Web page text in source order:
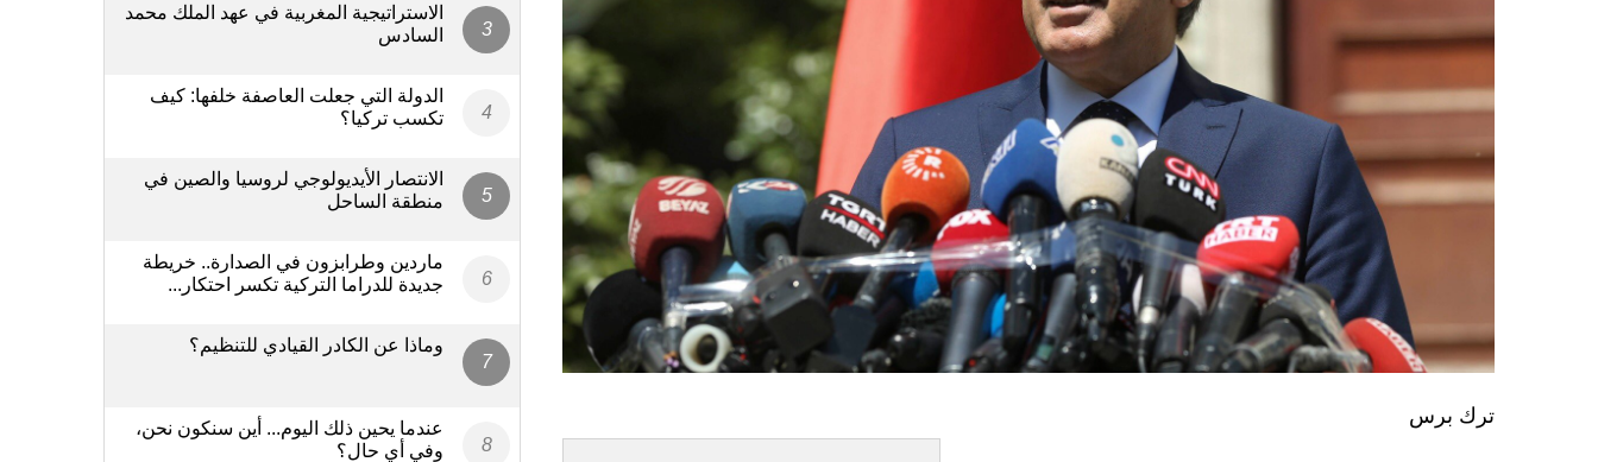
ترك برس
الاستراتيجية المغربية في عهد الملك محمد
السادس
الدولة التي جعلت العاصفة خلفها: كيف
تكسب تركيا؟
الانتصار الأيديولوجي لروسيا والصين في
منطقة الساحل
ماردين وطرابزون في الصدارة.. خريطة
جديدة للدراما التركية تكسر احتكار...
وماذا عن الكادر القيادي للتنظيم؟
عندما يحين ذلك اليوم... أين سنكون نحن،
وفي أي حال؟